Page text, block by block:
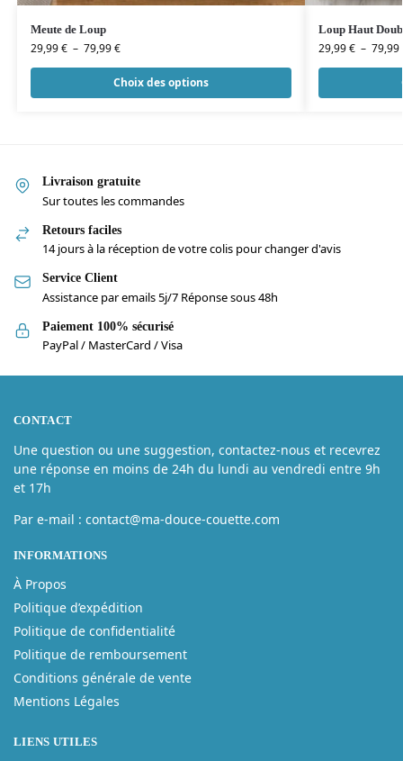
Meute de Loup
29,99€ – 79,99€
Choix des options
Loup Haut
29,99€ – 79,99
Livraison gratuite
Sur toutes les commandes
Retours faciles
14 jours à la réception de votre colis pour changer d'avis
Service Client
Assistance par emails 5j/7 Réponse sous 48h
Paiement 100% sécurisé
PayPal / MasterCard / Visa
CONTACT
Une question ou une suggestion, contactez-nous et recevrez
une réponse en moins de 24h du lundi au vendredi entre 9h
et 17h
Par e-mail : contact@ma-douce-couette.com
INFORMATIONS
À Propos
Politique d’expédition
Politique de confidentialité
Politique de remboursement
Conditions générale de vente
Mentions Légales
LIENS UTILES